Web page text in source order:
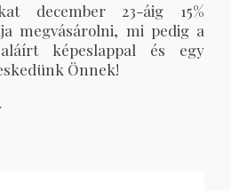
december 23-áig 15%
megvásárolni, mi pedig a
képeslappal és egy
Önnek!